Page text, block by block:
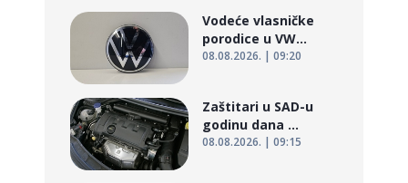
Vodeće vlasničke
porodice u VW...
08.08.2026. | 09:20
Zaštitari u SAD-u
godinu dana ...
08.08.2026. | 09:15